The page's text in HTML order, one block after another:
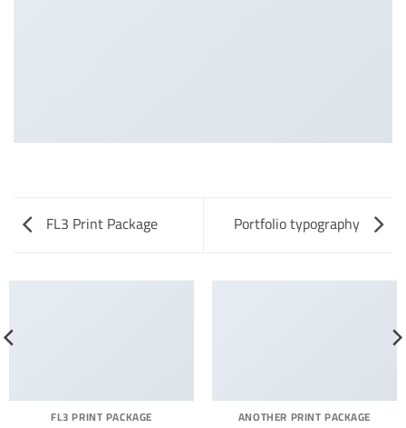
FL3 Print Package
ANOTHER PRINT PACKAGE
FL3 PRINT PACKAGE